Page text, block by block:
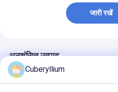
जारी रखें
अनुशंसित उत्पाद
Cuberyllium